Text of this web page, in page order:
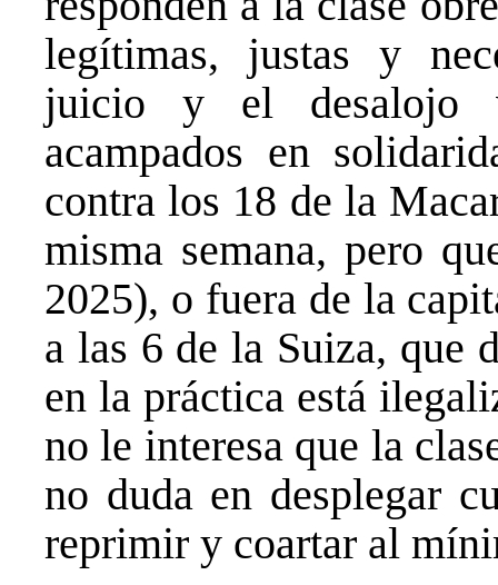
legítimas, justas y
juicio y el desalojo
acampados en
contra los 18 de la
misma semana, pero
2025), o fuera de la
a las 6 de la Suiza, que
en la práctica está
no le interesa que la
no duda en desplegar
reprimir y coartar al